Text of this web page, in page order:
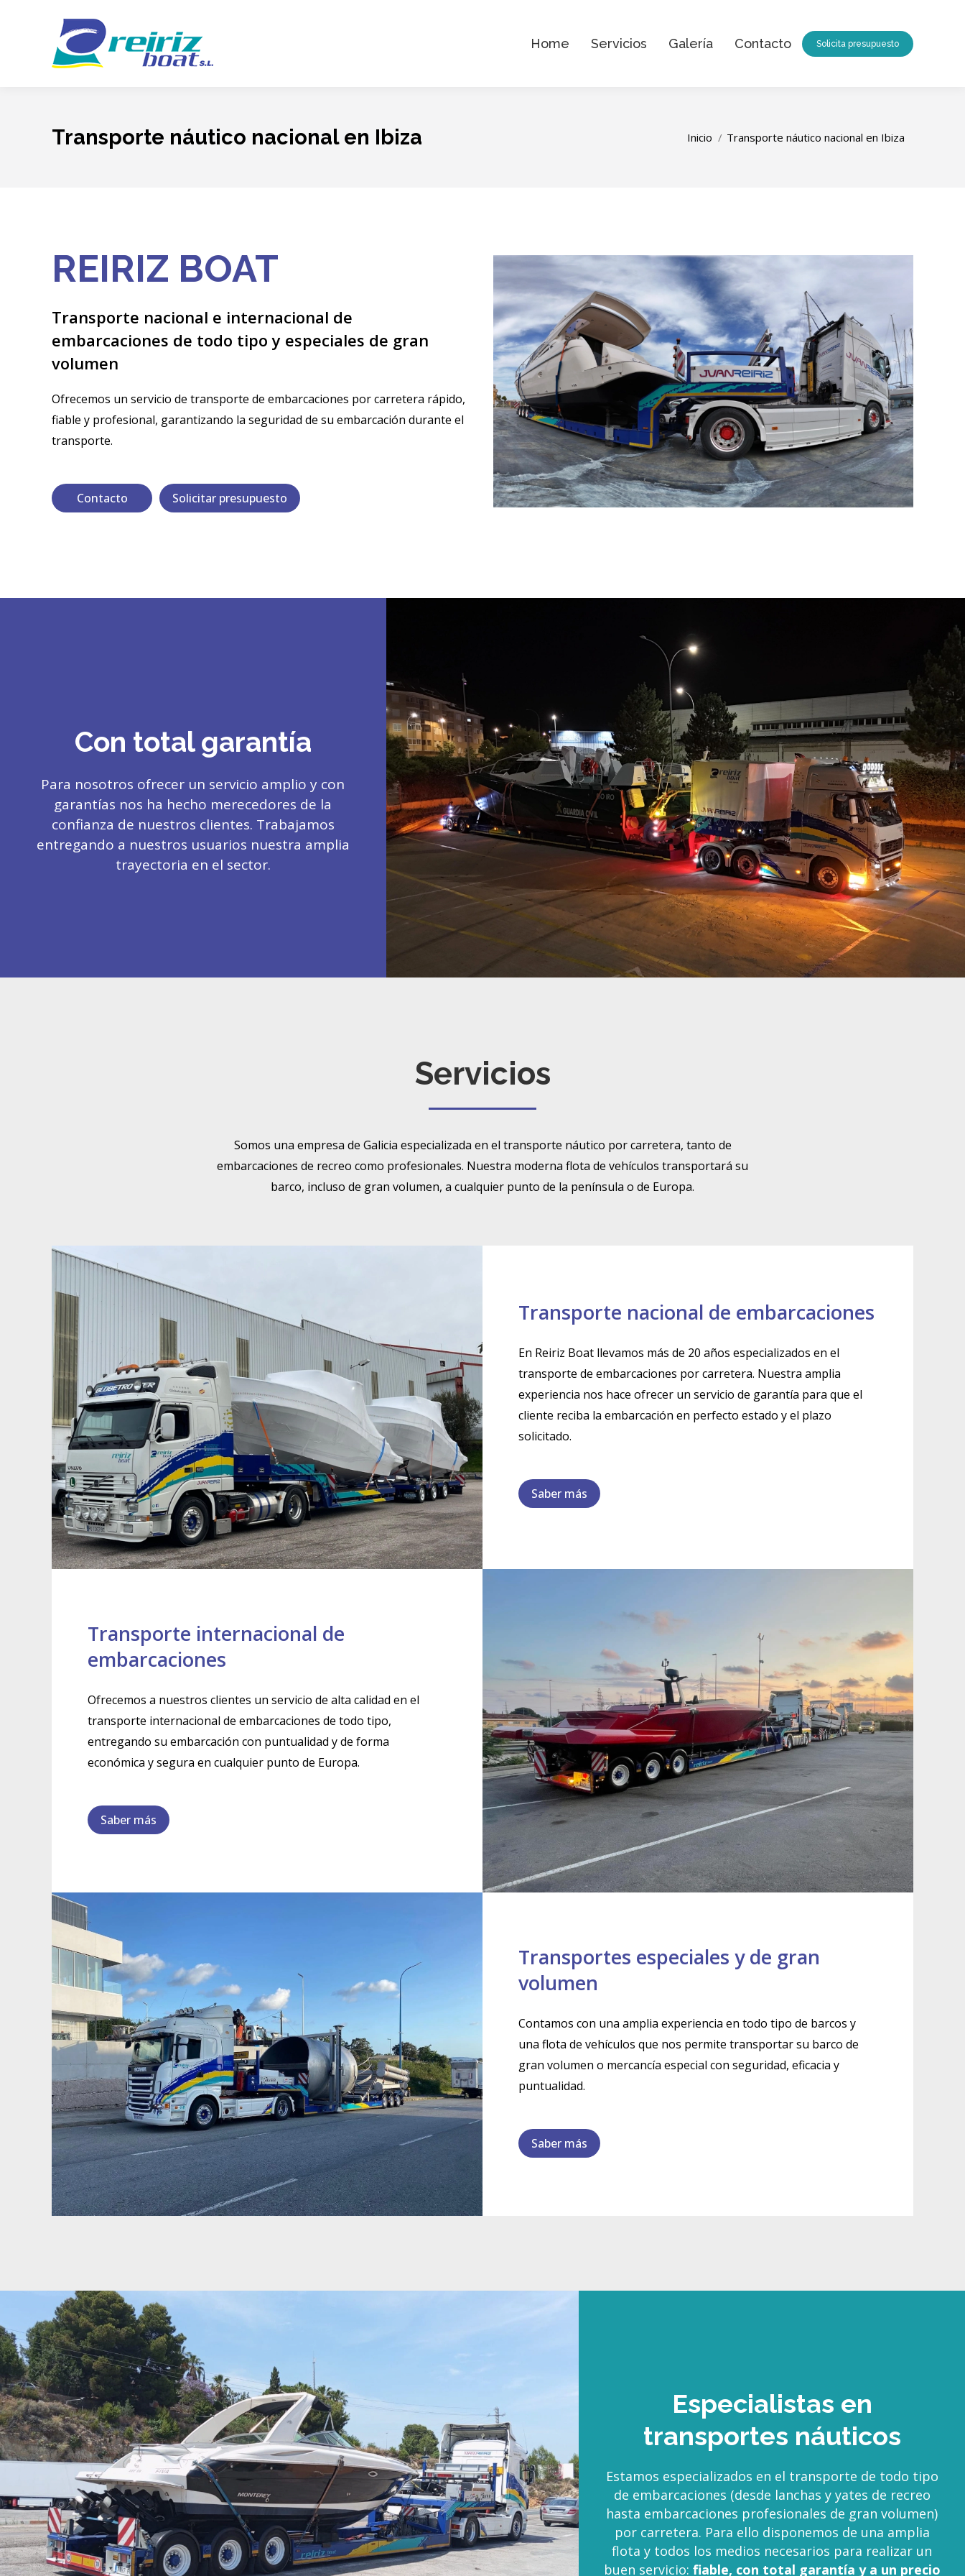
Home Servicios Galería Contacto Solicita presupuesto
Transporte náutico nacional en Ibiza Estás aquí:
Inicio Transporte náutico nacional en Ibiza
REIRIZ BOAT
Transporte nacional e internacional de
embarcaciones de todo tipo y especiales de gran
volumen
Ofrecemos un servicio de transporte de embarcaciones por carretera rápido,
fiable y profesional, garantizando la seguridad de su embarcación durante el
transporte.
Contacto Solicitar presupuesto
Con total garantía
Para nosotros ofrecer un servicio amplio y con
garantías nos ha hecho merecedores de la
confianza de nuestros clientes. Trabajamos
entregando a nuestros usuarios nuestra amplia
trayectoria en el sector.
Servicios
Somos una empresa de Galicia especializada en el transporte náutico por carretera, tanto de
embarcaciones de recreo como profesionales. Nuestra moderna flota de vehículos transportará su
barco, incluso de gran volumen, a cualquier punto de la península o de Europa.
Transporte nacional de embarcaciones
En Reiriz Boat llevamos más de 20 años especializados en el
transporte de embarcaciones por carretera. Nuestra amplia
experiencia nos hace ofrecer un servicio de garantía para que el
cliente reciba la embarcación en perfecto estado y el plazo
solicitado.
Saber más
Transporte internacional de
embarcaciones
Ofrecemos a nuestros clientes un servicio de alta calidad en el
transporte internacional de embarcaciones de todo tipo,
entregando su embarcación con puntualidad y de forma
económica y segura en cualquier punto de Europa.
Saber más
Transportes especiales y de gran
volumen
Contamos con una amplia experiencia en todo tipo de barcos y
una flota de vehículos que nos permite transportar su barco de
gran volumen o mercancía especial con seguridad, eficacia y
puntualidad.
Saber más
Especialistas en
transportes náuticos
Estamos especializados en el transporte de todo tipo
de embarcaciones (desde lanchas y yates de recreo
hasta embarcaciones profesionales de gran volumen)
por carretera. Para ello disponemos de una amplia
flota y todos los medios necesarios para realizar un
buen servicio: fiable, con total garantía y a un precio